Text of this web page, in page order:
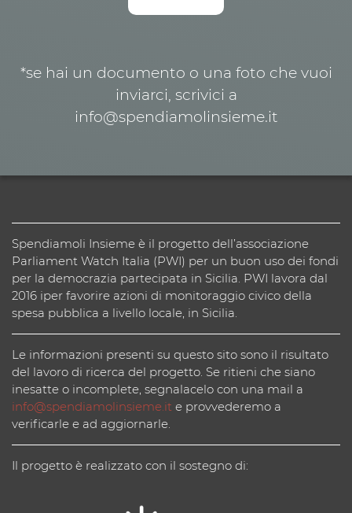
*se hai un documento o una foto che vuoi
inviarci, scrivici a
info@spendiamolinsieme.it
Spendiamoli Insieme è il progetto dell’associazione
Parliament Watch Italia (PWI) per un buon uso dei fondi
per la democrazia partecipata in Sicilia. PWI lavora dal
2016 iper favorire azioni di monitoraggio civico della
spesa pubblica a livello locale, in Sicilia.
Le informazioni presenti su questo sito sono il risultato
del lavoro di ricerca del progetto. Se ritieni che siano
inesatte o incomplete, segnalacelo con una mail a
info@spendiamolinsieme.it e provvederemo a
verificarle e ad aggiornarle.
Il progetto è realizzato con il sostegno di: